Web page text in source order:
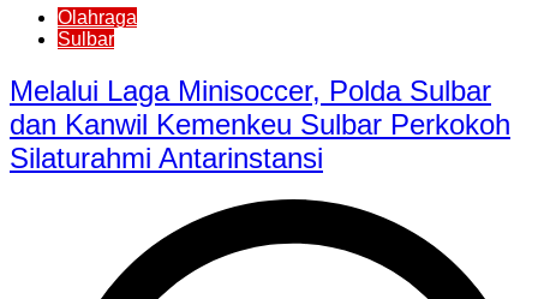
Olahraga
Sulbar
Melalui Laga Minisoccer, Polda Sulbar
dan Kanwil Kemenkeu Sulbar Perkokoh
Silaturahmi Antarinstansi